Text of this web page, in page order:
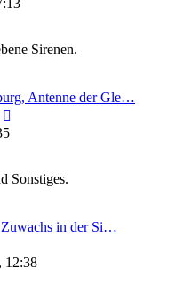
Sirenen.
Antenne der Gle…
Sonstiges.
in der Si…
12:38